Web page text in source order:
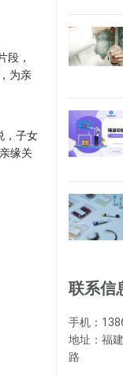
段，
为亲
，子女
缘关
联系信
手机：
地址：福
路